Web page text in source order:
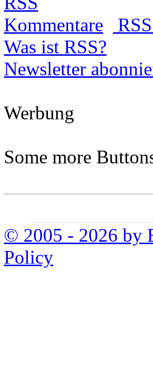
Was ist RSS?
Newsletter
Werbung
Some more
© 2005 - 2026 by
Policy